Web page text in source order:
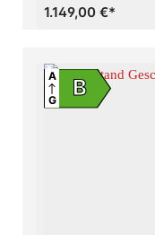
Wasserverbrauch
1.149,00 €*
B
A
G